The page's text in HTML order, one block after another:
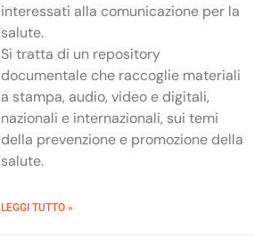
interessati alla comunicazione per la
salute.
Si tratta di un repository
documentale che raccoglie materiali
a stampa, audio, video e digitali,
nazionali e internazionali, sui temi
della prevenzione e promozione della
salute.
LEGGI TUTTO »